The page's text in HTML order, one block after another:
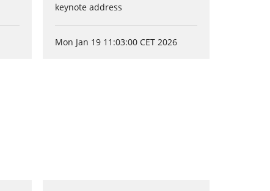
keynote address
Mon Jan 19 11:03:00 CET 2026